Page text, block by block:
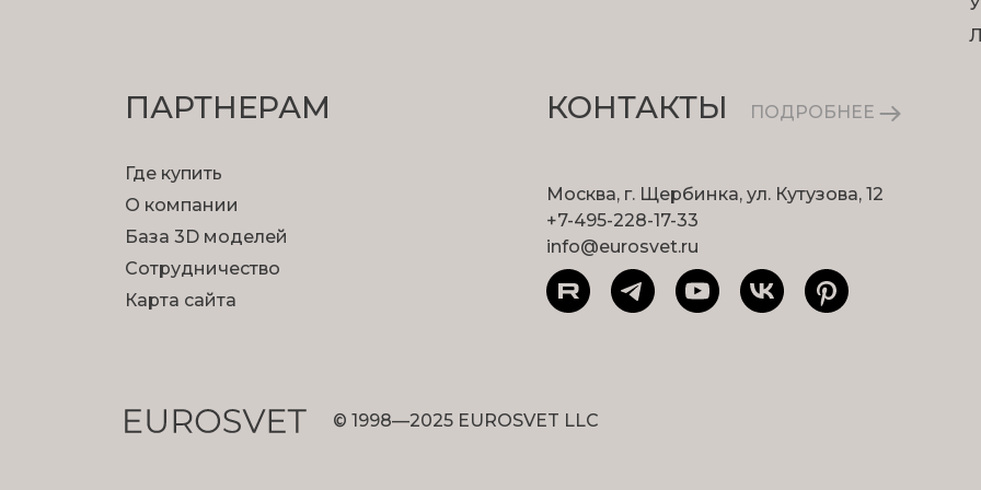
ПАРТНЕРАМ
Где купить
О компании
База 3D моделей
Сотрудничество
Карта сайта
КОНТАКТЫ ПОДРОБНЕЕ
Москва, г. Щербинка, ул. Кутузова, 12
+7-495-228-17-33
info@eurosvet.ru
© 1998—2025 EUROSVET LLC